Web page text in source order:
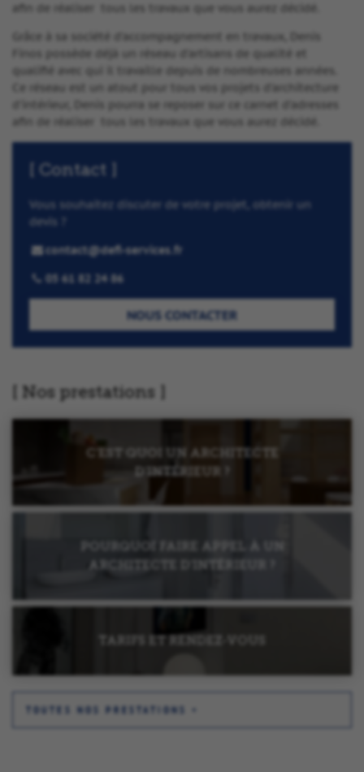
afin de réaliser tous les travaux que vous aurez décidé.
Grâce à sa société d’accompagnement en travaux, Denis
Finos possède déjà un réseau d’artisans de qualité et
qualifié avec qui il travaille depuis de nombreuses années.
Ce réseau est un atout pour tous vos projets d’architecture
d’intérieur, Denis pourra se reposer sur ce carnet d’adresses
afin de réaliser tous les travaux que vous aurez décidé.
Contact
Vous souhaitez discuter de votre projet, obtenir un
devis ?
contact@defi-services.fr
05 61 82 24 86
NOUS CONTACTER
Nos prestations
C’EST QUOI UN ARCHITECTE
D’INTÉRIEUR ?
TARIFS ET RENDEZ-VOUS
TOUTES NOS PRESTATIONS +